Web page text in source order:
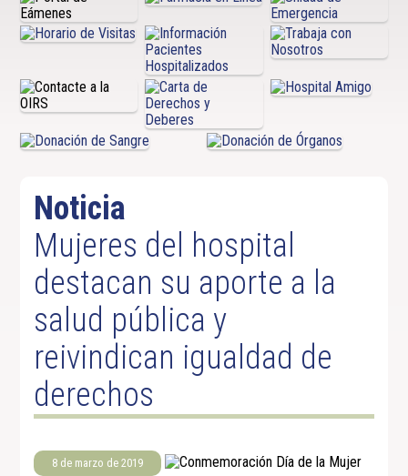
Noticia
Mujeres del hospital
destacan su aporte a la
salud pública y
reivindican igualdad de
derechos
8 de marzo de 2019